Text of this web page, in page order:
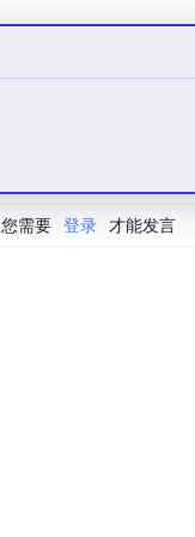
您需要 登录 才能发言